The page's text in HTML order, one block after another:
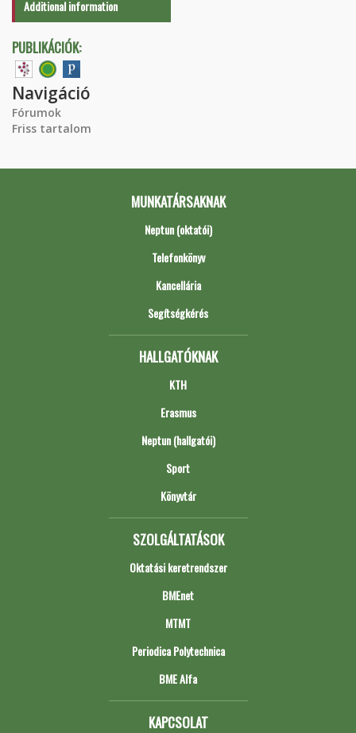
Additional information
PUBLIKÁCIÓK:
Navigáció
Fórumok
Friss tartalom
MUNKATÁRSAKNAK
Neptun (oktatói)
Telefonkönyv
Kancellária
Segítségkérés
HALLGATÓKNAK
KTH
Erasmus
Neptun (hallgatói)
Sport
Könyvtár
SZOLGÁLTATÁSOK
Oktatási keretrendszer
BMEnet
MTMT
Periodica Polytechnica
BME Alfa
KAPCSOLAT